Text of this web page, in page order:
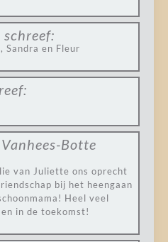
schreef:
Sandra en Fleur
Botte
van Juliette ons oprecht
bij het heengaan
Heel veel
in de toekomst!